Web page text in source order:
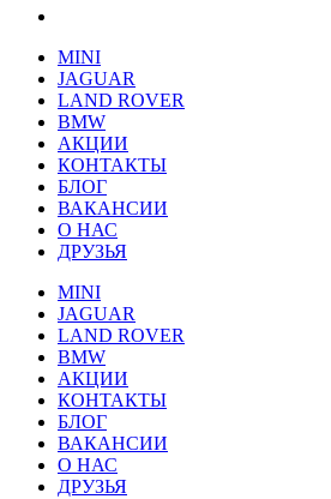
MINI
JAGUAR
LAND ROVER
BMW
АКЦИИ
КОНТАКТЫ
БЛОГ
ВАКАНСИИ
О НАС
ДРУЗЬЯ
MINI
JAGUAR
LAND ROVER
BMW
АКЦИИ
КОНТАКТЫ
БЛОГ
ВАКАНСИИ
О НАС
ДРУЗЬЯ